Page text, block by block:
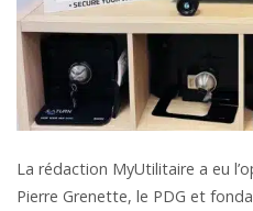
La rédaction MyUtilitaire a eu
Pierre Grenette, le PDG et